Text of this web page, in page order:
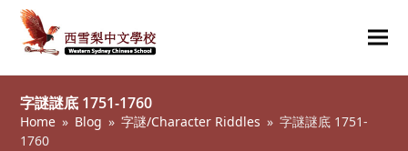
字謎謎底 1751-1760
Home » Blog » 字謎/Character Riddles » 字謎謎底 1751-
1760